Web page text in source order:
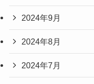
2024年9月
2024年8月
2024年7月